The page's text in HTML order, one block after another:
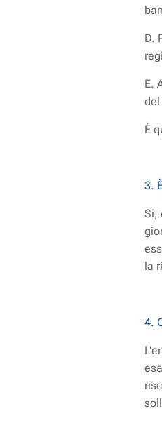
D.
E.
del
È
3.
Si,
la
4.